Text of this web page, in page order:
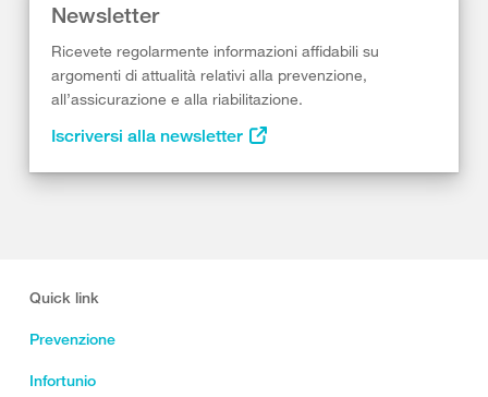
Newsletter
Ricevete regolarmente informazioni affidabili su
argomenti di attualità relativi alla prevenzione,
all’assicurazione e alla riabilitazione.
Iscriversi alla newsletter
Quick link
Prevenzione
Infortunio